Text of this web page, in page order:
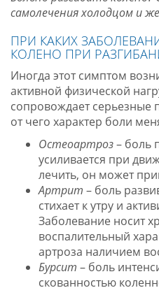
самолечения холодцом и
ПРИ КАКИХ
КОЛЕНО ПРИ
Иногда этот симптом
активной физической
сопровождает серьезные
от чего характер боли
Остеоартроз– боль
усиливается при
лечить, он может
Артрит – боль
стихает к утру и
Заболевание носит
воспалительный
артроза наличием
Бурсит – боль
скованностью